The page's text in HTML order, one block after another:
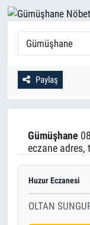
Paylaş
Gümüşhane
eczane adres,
Huzur Eczanesi
OLTAN